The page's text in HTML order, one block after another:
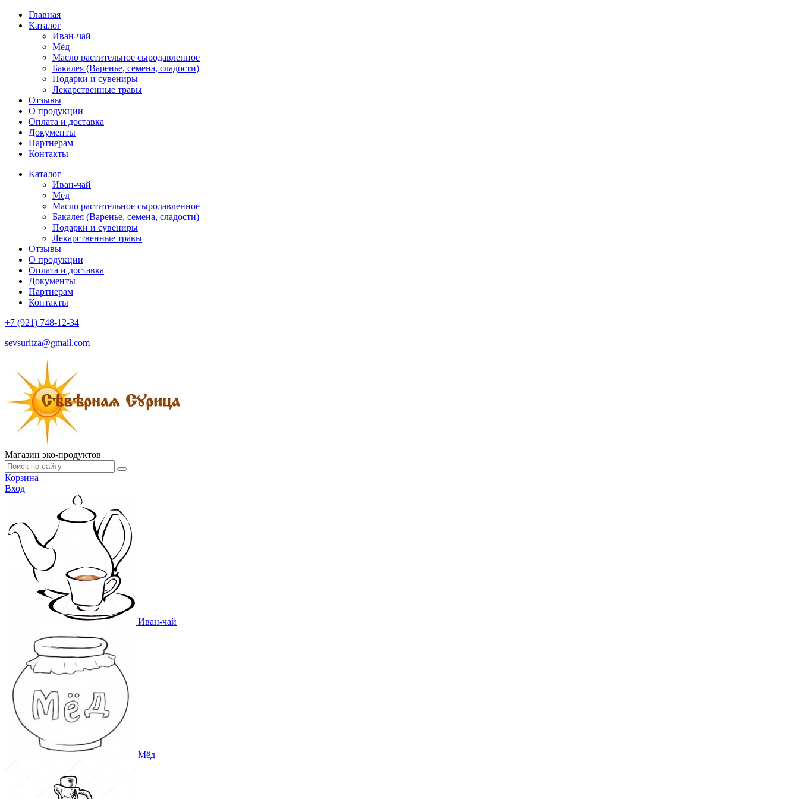
Главная
Каталог
Иван-чай
Мёд
Масло растительное сыродавленное
Бакалея (Варенье, семена, сладости)
Подарки и сувениры
Лекарственные травы
Отзывы
О продукции
Оплата и доставка
Документы
Партнерам
Контакты
Каталог
Иван-чай
Мёд
Масло растительное сыродавленное
Бакалея (Варенье, семена, сладости)
Подарки и сувениры
Лекарственные травы
Отзывы
О продукции
Оплата и доставка
Документы
Партнерам
Контакты
+7 (921) 748-12-34
sevsuritza@gmail.com
Магазин эко-продуктов
Корзина
Вход
Иван-чай
Мёд